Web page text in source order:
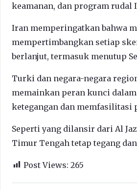
keamanan, dan program rudal
Iran memperingatkan bahwa
mempertimbangkan setiap
berlanjut, termasuk menutup
Turki dan negara-negara
memainkan peran kunci
ketegangan dan memfasilitasi
Seperti yang dilansir dari Al
Timur Tengah tetap tegang
Post Views: 265